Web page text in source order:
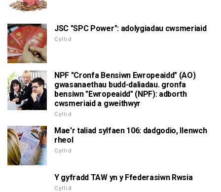
JSC "SPC Power": adolygiadau cwsmeriaid
Cyllid
NPF "Cronfa Bensiwn Ewropeaidd" (AO)
gwasanaethau budd-daliadau. gronfa
bensiwn "Ewropeaidd" (NPF): adborth
cwsmeriaid a gweithwyr
Cyllid
Mae'r taliad sylfaen 106: dadgodio, llenwch
rheol
Cyllid
Y gyfradd TAW yn y Ffederasiwn Rwsia
Cyllid